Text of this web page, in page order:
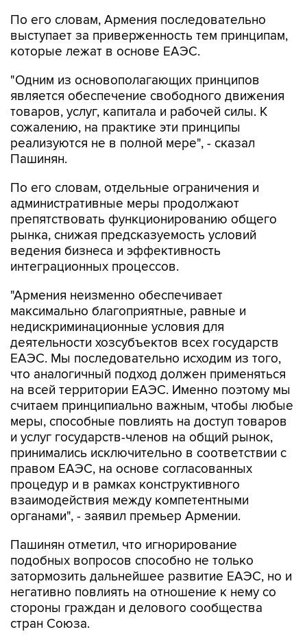
По его словам, Армения последовательно
выступает за приверженность тем принципам,
которые лежат в основе ЕАЭС.
"Одним из основополагающих принципов
является обеспечение свободного движения
товаров, услуг, капитала и рабочей силы. К
сожалению, на практике эти принципы
реализуются не в полной мере", - сказал
Пашинян.
По его словам, отдельные ограничения и
административные меры продолжают
препятствовать функционированию общего
рынка, снижая предсказуемость условий
ведения бизнеса и эффективность
интеграционных процессов.
"Армения неизменно обеспечивает
максимально благоприятные, равные и
недискриминационные условия для
деятельности хозсубъектов всех государств
ЕАЭС. Мы последовательно исходим из того,
что аналогичный подход должен применяться
на всей территории ЕАЭС. Именно поэтому мы
считаем принципиально важным, чтобы любые
меры, способные повлиять на доступ товаров
и услуг государств-членов на общий рынок,
принимались исключительно в соответствии с
правом ЕАЭС, на основе согласованных
процедур и в рамках конструктивного
взаимодействия между компетентными
органами", - заявил премьер Армении.
Пашинян отметил, что игнорирование
подобных вопросов способно не только
затормозить дальнейшее развитие ЕАЭС, но и
негативно повлиять на отношение к нему со
стороны граждан и делового сообщества
стран Союза.